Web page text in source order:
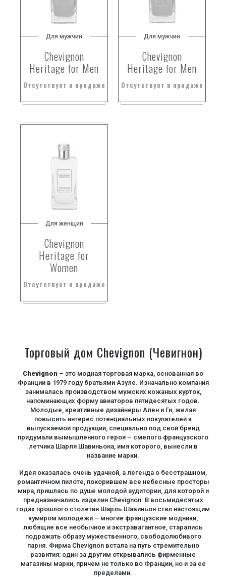
Для мужчин
Chevignon
Heritage for Men
Отсутствует в продаже
Для мужчин
Chevignon
Heritage for Men
Отсутствует в продаже
Для женщин
Chevignon
Heritage for
Women
Отсутствует в продаже
Торговый дом Chevignon (Чевигнон)
Chevignon – это модная торговая марка, основанная во
Франции в 1979 году братьями Азуле. Изначально компания
занималась производством мужских кожаных курток,
напоминающих форму авиаторов пятидесятых годов.
Молодые, креативные дизайнеры Ален и Ги, желая
повысить интерес потенциальных покупателей к
выпускаемой продукции, специально под свой бренд
придумали вымышленного героя – смелого французского
летчика Шарля Шавиньона, имя которого, вынесли в
название марки.
Идея оказалась очень удачной, а легенда о бесстрашном,
романтичном пилоте, покорившем все небесные просторы
мира, пришлась по душе молодой аудитории, для которой и
предназначались изделия Chevignon. В восьмидесятых
годах прошлого столетия Шарль Шавиньон стал настоящим
кумиром молодежи – многие французские модники,
любящие все необычное и экстравагантное, старались
подражать образу мужественного, свободолюбивого
парня. Фирма Chevignon встала на путь стремительно
развития: один за другим открывались фирменные
магазины марки, причем не только во Франции, но и за ее
пределами.